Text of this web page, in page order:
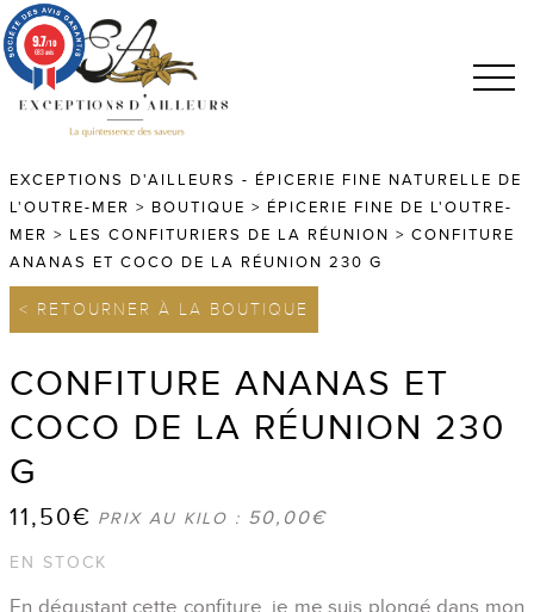
EXCEPTIONS D'AILLEURS - ÉPICERIE FINE NATURELLE DE
L'OUTRE-MER > BOUTIQUE > ÉPICERIE FINE DE L'OUTRE-
MER > LES CONFITURIERS DE LA RÉUNION > CONFITURE
ANANAS ET COCO DE LA RÉUNION 230 G
< RETOURNER À LA BOUTIQUE
CONFITURE ANANAS ET
COCO DE LA RÉUNION 230
G
11,50€ PRIX AU KILO : 50,00€
EN STOCK
En dégustant cette confiture, je me suis plongé dans mon
9.7/10
683 avis